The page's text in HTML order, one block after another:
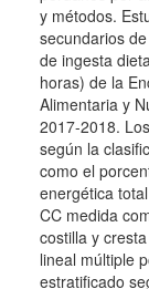
y métodos.
secundarios
de ingesta
horas) de la
Alimentaria y
2017-2018.
según la
como el
energética
CC medida
costilla y cresta
lineal múltiple
estratificado